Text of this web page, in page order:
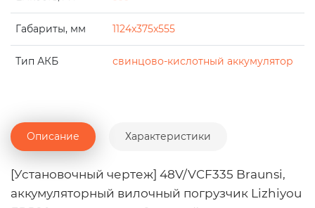
Габариты, мм 1124x375x555
Тип АКБ свинцово-кислотный аккумулятор
Описание Характеристики
[Установочный чертеж] 48V/VCF335 Braunsi,
аккумуляторный вилочный погрузчик Lizhiyou